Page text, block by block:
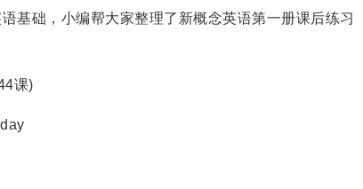
基础，小编帮大家整理了新概念英语第一册课后练习
课)